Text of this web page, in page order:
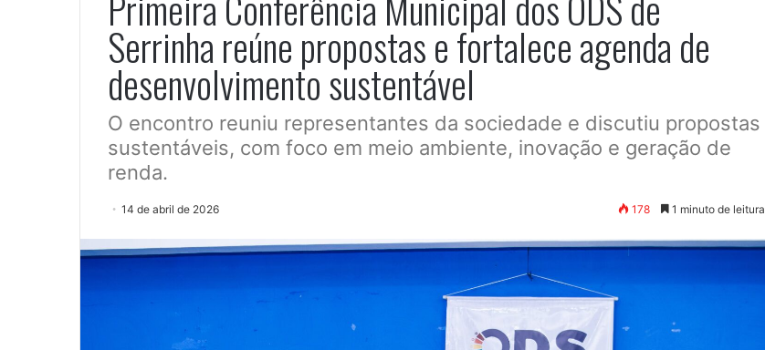
Serrinha reúne propostas e fortalece agenda de
desenvolvimento sustentável
O encontro reuniu representantes da sociedade e discutiu propostas
sustentáveis, com foco em meio ambiente, inovação e geração de
renda.
14 de abril de 2026 178 1 minuto de leitura